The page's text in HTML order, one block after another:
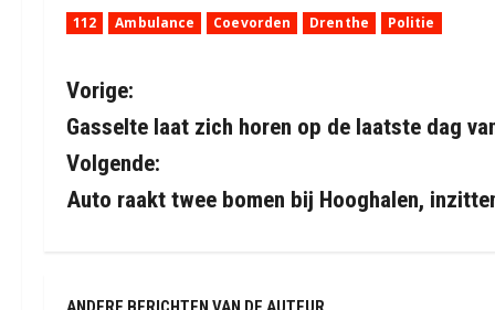
112 Ambulance Coevorden Drenthe Politie
B
e
r
Vorige:
Gasselte laat zich horen op de laatste dag
Volgende:
Auto raakt twee bomen bij Hooghalen,